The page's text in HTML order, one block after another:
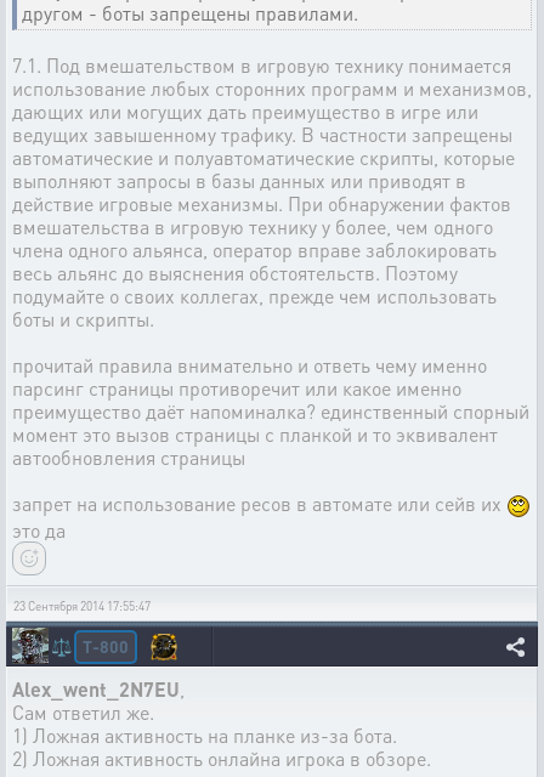
другом - боты запрещены правилами.
7.1. Под вмешательством в игровую технику понимается
использование любых сторонних программ и механизмов,
дающих или могущих дать преимущество в игре или
ведущих завышенному трафику. В частности запрещены
автоматические и полуавтоматические скрипты, которые
выполняют запросы в базы данных или приводят в
действие игровые механизмы. При обнаружении фактов
вмешательства в игровую технику у более, чем одного
члена одного альянса, оператор вправе заблокировать
весь альянс до выяснения обстоятельств. Поэтому
подумайте о своих коллегах, прежде чем использовать
боты и скрипты.
прочитай правила внимательно и ответь чему именно
парсинг страницы противоречит или какое именно
преимущество даёт напоминалка? единственный спорный
момент это вызов страницы с планкой и то эквивалент
автообновления страницы
запрет на использование ресов в автомате или сейв их
это да
23 Сентября 2014 17:55:47
⚖️ T-800
Alex_went_2N7EU,
Сам ответил же.
1) Ложная активность на планке из-за бота.
2) Ложная активность онлайна игрока в обзоре.